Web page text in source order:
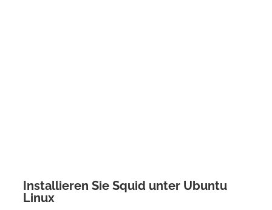
Installieren Sie Squid unter Ubuntu
Linux